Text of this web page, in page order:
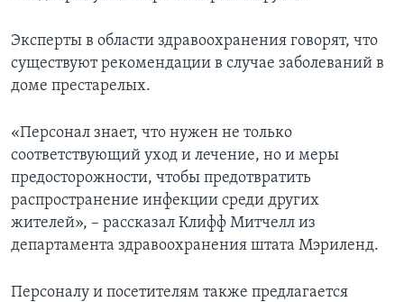
Эксперты в области здравоохранения говорят, что
существуют рекомендации в случае заболеваний в
доме престарелых.
«Персонал знает, что нужен не только
соответствующий уход и лечение, но и меры
предосторожности, чтобы предотвратить
распространение инфекции среди других
жителей», – рассказал Клифф Митчелл из
департамента здравоохранения штата Мэриленд.
Персоналу и посетителям также предлагается